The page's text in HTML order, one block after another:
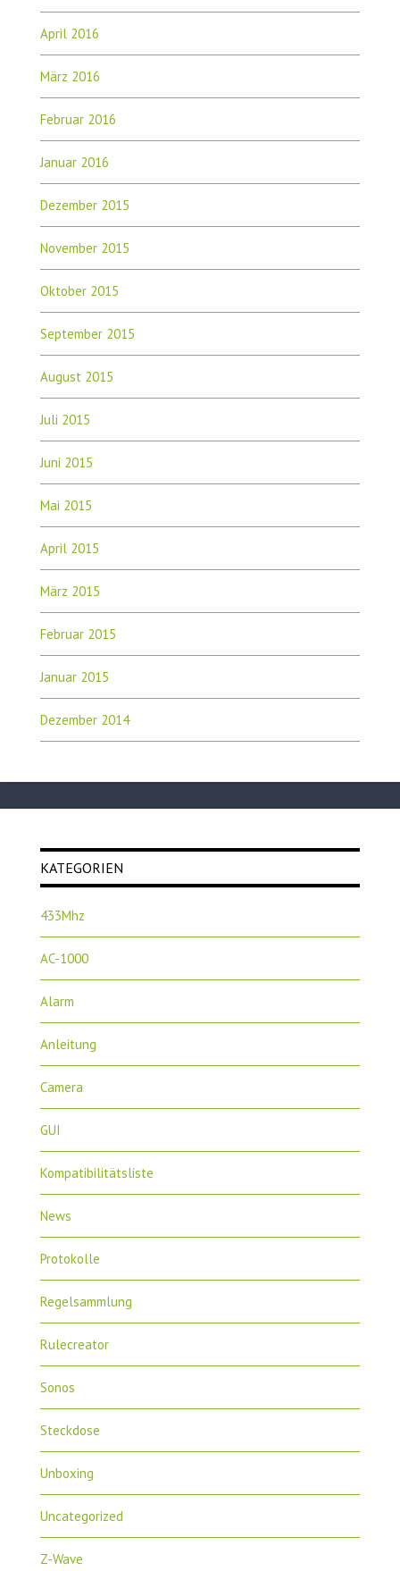
April 2016
März 2016
Februar 2016
Januar 2016
Dezember 2015
November 2015
Oktober 2015
September 2015
August 2015
Juli 2015
Juni 2015
Mai 2015
April 2015
März 2015
Februar 2015
Januar 2015
Dezember 2014
KATEGORIEN
433Mhz
AC-1000
Alarm
Anleitung
Camera
GUI
Kompatibilitätsliste
News
Protokolle
Regelsammlung
Rulecreator
Sonos
Steckdose
Unboxing
Uncategorized
Z-Wave